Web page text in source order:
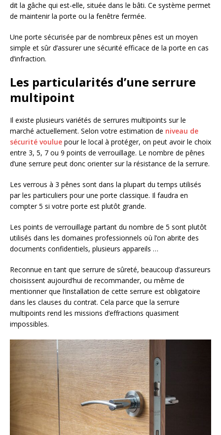
dit la gâche qui est-elle, située dans le bâti. Ce système permet
de maintenir la porte ou la fenêtre fermée.
Une porte sécurisée par de nombreux pênes est un moyen
simple et sûr d’assurer une sécurité efficace de la porte en cas
d’infraction.
Les particularités d’une serrure
multipoint
Il existe plusieurs variétés de serrures multipoints sur le
marché actuellement. Selon votre estimation de niveau de
sécurité voulue pour le local à protéger, on peut avoir le choix
entre 3, 5, 7 ou 9 points de verrouillage. Le nombre de pênes
d’une serrure peut donc orienter sur la résistance de la serrure.
Les verrous à 3 pênes sont dans la plupart du temps utilisés
par les particuliers pour une porte classique. Il faudra en
compter 5 si votre porte est plutôt grande.
Les points de verrouillage partant du nombre de 5 sont plutôt
utilisés dans les domaines professionnels où l’on abrite des
documents confidentiels, plusieurs appareils …
Reconnue en tant que serrure de sûreté, beaucoup d’assureurs
choisissent aujourd’hui de recommander, ou même de
mentionner que l’installation de cette serrure est obligatoire
dans les clauses du contrat. Cela parce que la serrure
multipoints rend les missions d’effractions quasiment
impossibles.